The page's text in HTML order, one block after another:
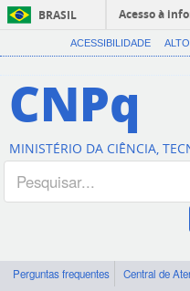
BRASIL
Acesso à
ACESSIBILIDADE
CNPq
MINISTÉRIO DA CIÊNCIA,
Perguntas frequentes Central de